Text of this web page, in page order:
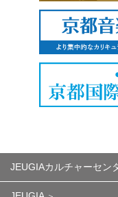
JEUGIAカルチャーセン